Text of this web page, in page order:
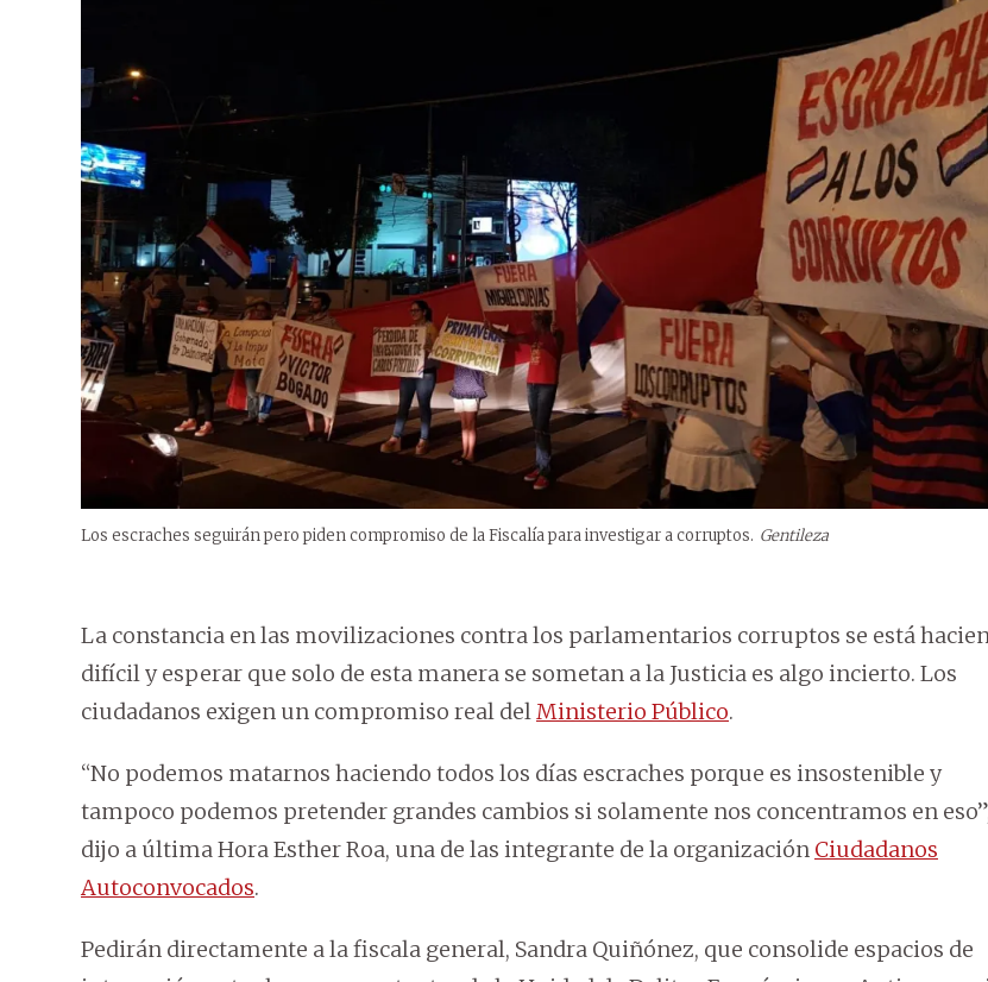
Los escraches seguirán pero piden compromiso de la Fiscalía para investigar a corruptos. Gentileza
La constancia en las movilizaciones contra los parlamentarios corruptos se está
difícil y esperar que solo de esta manera se sometan a la Justicia es algo incierto. Los
ciudadanos exigen un compromiso real delMinisterio Público.
“No podemos matarnos haciendo todos los días escraches porque es insostenible y
tampoco podemos pretender grandes cambios si solamente nos concentramos en
dijo a última Hora Esther Roa, una de las integrante de la organización Ciudadanos
Autoconvocados.
Pedirán directamente a la fiscala general, Sandra Quiñónez, que consolide espacios de